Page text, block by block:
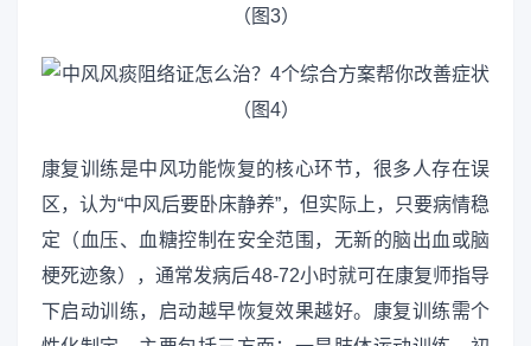
康复训练是中风功能恢复的核心环节，很多人存在误
区，认为“中风后要卧床静养”，但实际上，只要病情稳
定（血压、血糖控制在安全范围，无新的脑出血或脑
梗死迹象），通常发病后48-72小时就可在康复师指导
下启动训练，启动越早恢复效果越好。康复训练需个